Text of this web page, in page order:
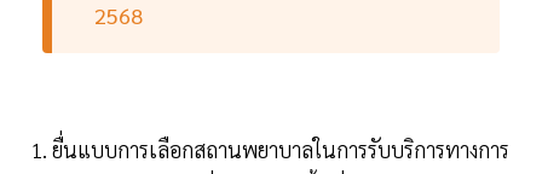
2568
1. ยื่นแบบการเลือกสถานพยาบาลในการรับบริการทางการ